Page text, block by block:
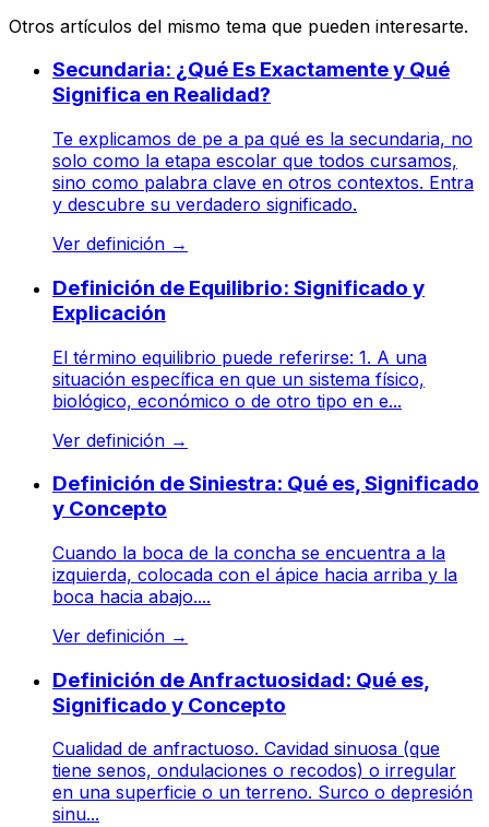
Otros artículos del mismo tema que pueden interesarte.
Secundaria: ¿Qué Es Exactamente y Qué
Significa en Realidad?
Te explicamos de pe a pa qué es la secundaria, no
solo como la etapa escolar que todos cursamos,
sino como palabra clave en otros contextos. Entra
y descubre su verdadero significado.
Ver definición →
Definición de Equilibrio: Significado y
Explicación
El término equilibrio puede referirse: 1. A una
situación específica en que un sistema físico,
biológico, económico o de otro tipo en e...
Ver definición →
Definición de Siniestra: Qué es, Significado
y Concepto
Cuando la boca de la concha se encuentra a la
izquierda, colocada con el ápice hacia arriba y la
boca hacia abajo....
Ver definición →
Definición de Anfractuosidad: Qué es,
Significado y Concepto
Cualidad de anfractuoso. Cavidad sinuosa (que
tiene senos, ondulaciones o recodos) o irregular
en una superficie o un terreno. Surco o depresión
sinu...